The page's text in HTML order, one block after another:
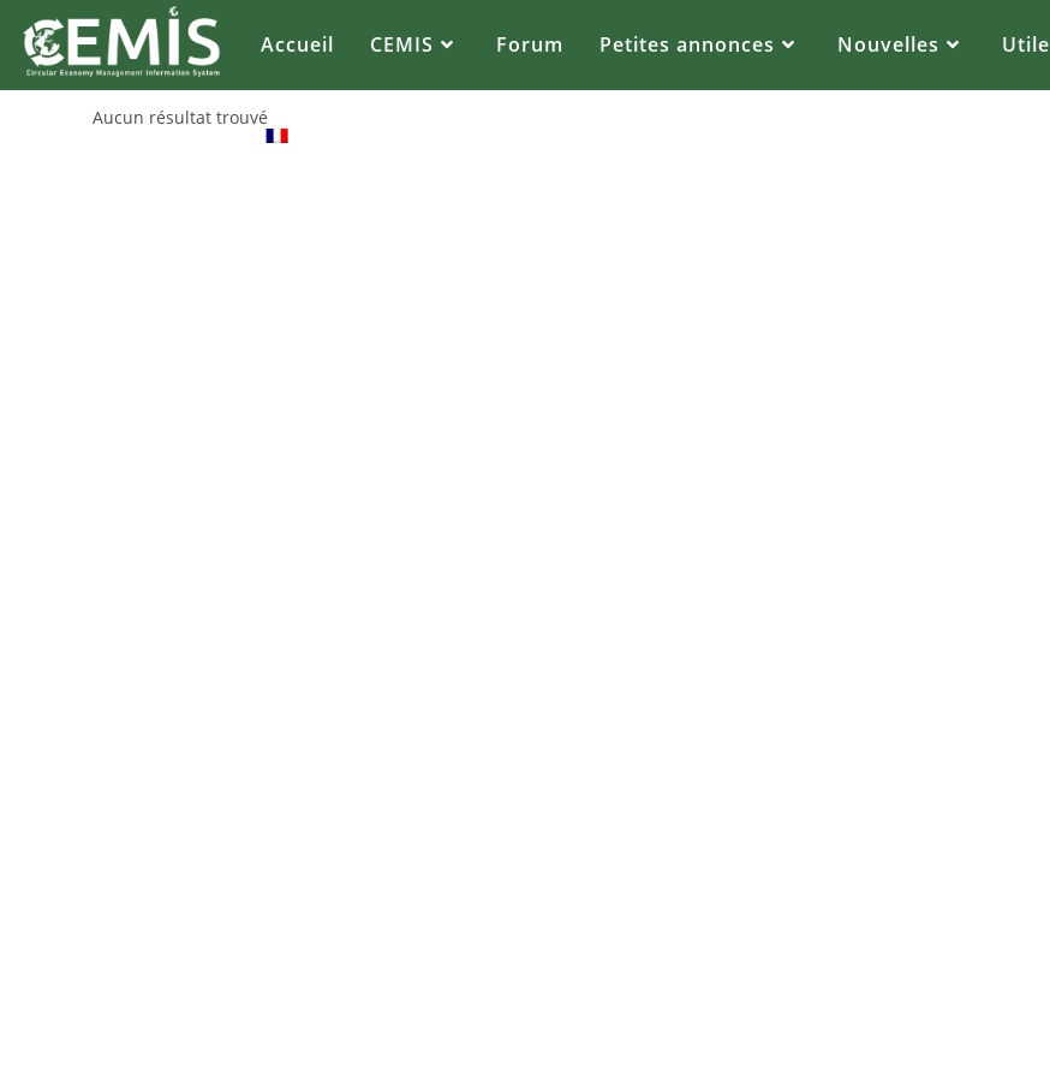
Accueil CEMIS Forum Petites annonces Nouvelles Utile
Aucun résultat trouvé